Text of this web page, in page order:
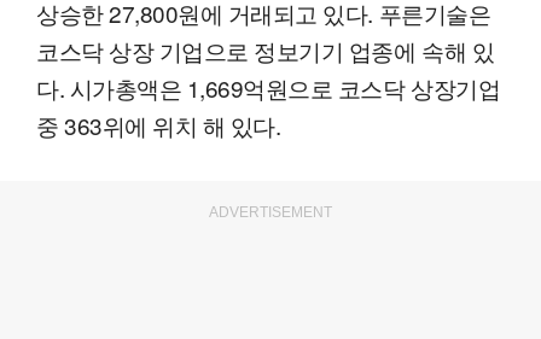
상승한 27,800원에 거래되고 있다. 푸른기술은
코스닥 상장 기업으로 정보기기 업종에 속해 있
다. 시가총액은 1,669억원으로 코스닥 상장기업
중 363위에 위치 해 있다.
ADVERTISEMENT